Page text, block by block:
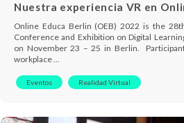
Nuestra experiencia VR en
Online Educa Berlin (OEB) 2022 is the
Conference and Exhibition on Digital
on November 23 – 25 in Berlin.
workplace …
Eventos Realidad Virtual